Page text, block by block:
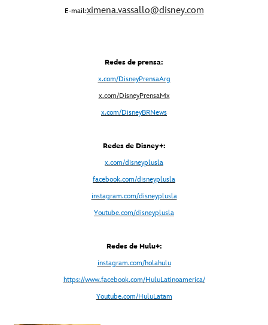
E-mail:ximena.vassallo@disney.com
Redes de prensa:
x.com/DisneyPrensaArg
x.com/DisneyPrensaMx
x.com/DisneyBRNews
Redes de Disney+:
x.com/disneyplusla
facebook.com/disneyplusla
instagram.com/disneyplusla
Youtube.com/disneyplusla
Redes de Hulu+:
instagram.com/holahulu
https://www.facebook.com/HuluLatinoamerica/
Youtube.com/HuluLatam